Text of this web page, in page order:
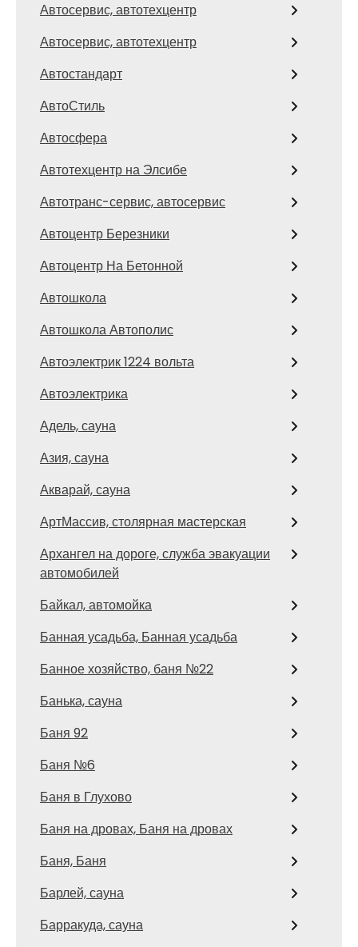
Автосервис, автотехцентр
Автосервис, автотехцентр
Автостандарт
АвтоСтиль
Автосфера
Автотехцентр на Элсибе
Автотранс-сервис, автосервис
Автоцентр Березники
Автоцентр На Бетонной
Автошкола
Автошкола Автополис
Автоэлектрик 1224 вольта
Автоэлектрика
Адель, сауна
Азия, сауна
Акварай, сауна
АртМассив, столярная мастерская
Архангел на дороге, служба эвакуации
автомобилей
Байкал, автомойка
Банная усадьба, Банная усадьба
Банное хозяйство, баня №22
Банька, сауна
Баня 92
Баня №6
Баня в Глухово
Баня на дровах, Баня на дровах
Баня, Баня
Барлей, сауна
Барракуда, сауна